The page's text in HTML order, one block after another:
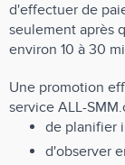
d'effectuer de
seulement après
environ 10 à 30
Une promotion
service ALL-
de planifier
d'observer